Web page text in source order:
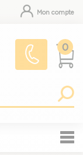
Mon compte
0